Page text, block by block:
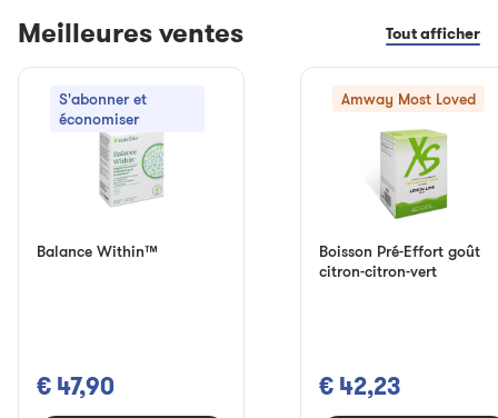
Meilleures ventes Tout afficher
S'abonner et
économiser
Balance Within™
€ 47,90
Amway Most Loved
Boisson Pré-Effort goût
citron-citron-vert
€ 42,23